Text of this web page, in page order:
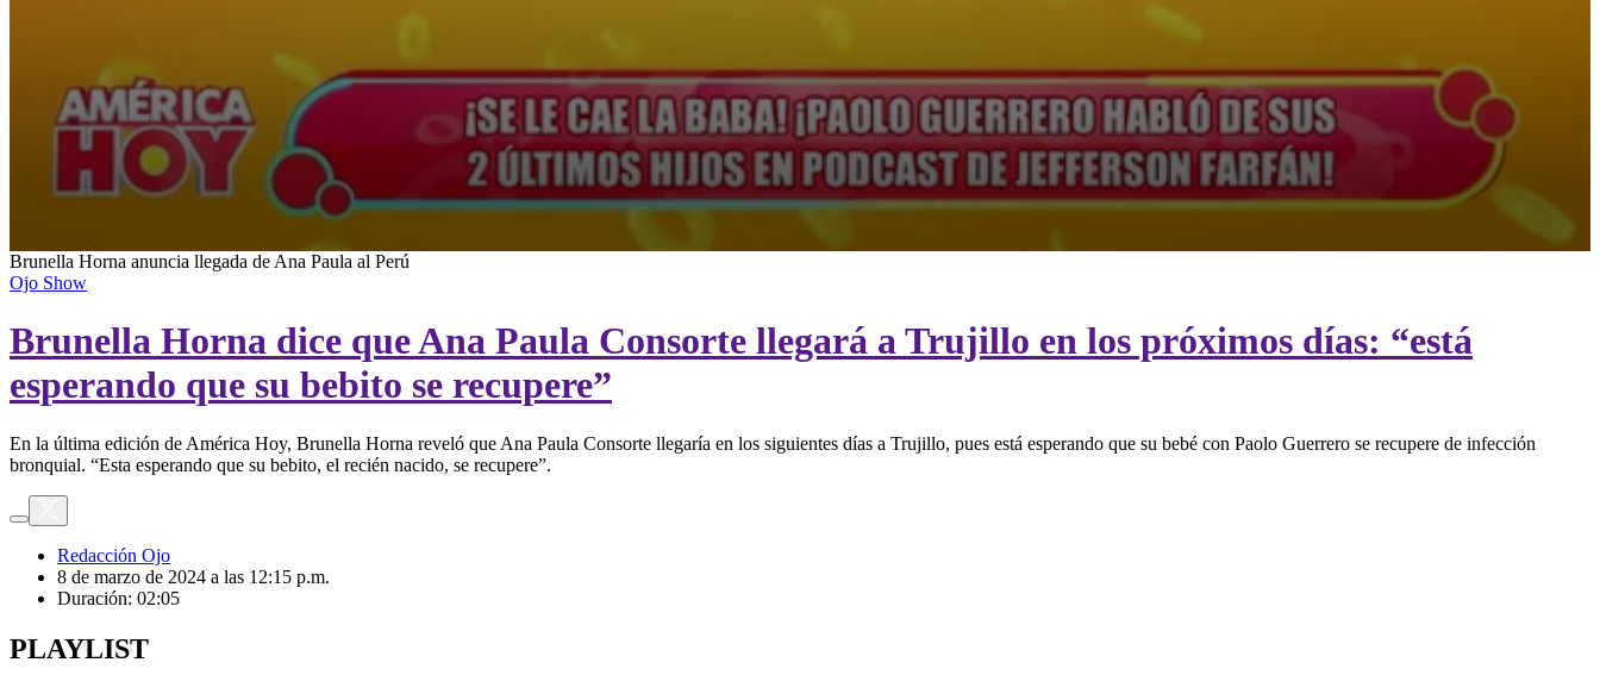
0
seconds
of
minutes,
5
90%
Brunella Horna anuncia llegada de Ana Paula al Perú
Ojo Show
Brunella Horna dice que Ana Paula Consorte llegará a Trujillo en los próximos días: “está
esperando que su bebito se recupere”
En la última edición de América Hoy, Brunella Horna reveló que Ana Paula Consorte llegaría en los siguientes días a Trujillo, pues está esperando que su bebé con Paolo Guerrero se recupere de infección
bronquial. “Esta esperando que su bebito, el recién nacido, se recupere”.
Redacción Ojo
8 de marzo de 2024 a las 12:15 p.m.
Duración: 02:05
PLAYLIST